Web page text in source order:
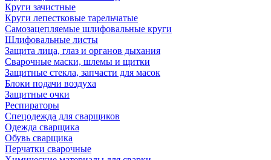
Круги зачистные
Круги лепестковые тарельчатые
Самозацепляемые шлифовальные круги
Шлифовальные листы
Защита лица, глаз и органов дыхания
Сварочные маски, шлемы и щитки
Защитные стекла, запчасти для масок
Блоки подачи воздуха
Защитные очки
Респираторы
Спецодежда для сварщиков
Одежда сварщика
Обувь сварщика
Перчатки сварочные